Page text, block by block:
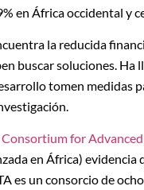
en África occidental y
la reducida
buscar soluciones. Ha
tomen medidas
Consortium for
en África)
es un consorcio de